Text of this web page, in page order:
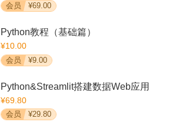
会员 ¥69.00
Python教程（基础篇）
¥10.00
会员 ¥9.00
Python&Streamlit搭建数据Web应用
¥69.80
会员 ¥29.80